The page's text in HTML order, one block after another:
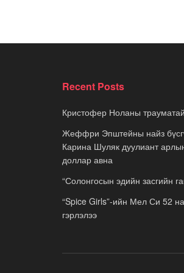
Recent Posts
Кристофер Ноланы
Жеффри Эпштейны найз
Карина Шуляк дуулиант
доллар авна
“Солонгосын эдийн засгийн
“Spice Girls”-ийн Мел Си 52
гэрлэлээ